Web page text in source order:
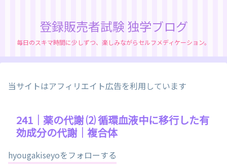
登録販売者試験 独学ブログ
毎日のスキマ時間に少しずつ、楽しみながらセルフメディケーション。
当サイトはアフィリエイト広告を利用しています
241｜薬の代謝 ⑵ 循環血液中に移行した有
効成分の代謝｜複合体
hyougakiseyoをフォローする